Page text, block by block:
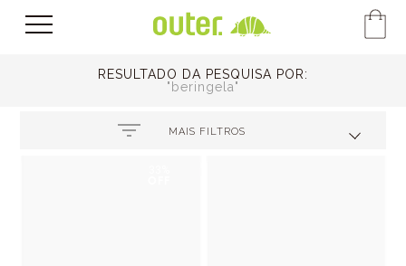
RESULTADO DA PESQUISA POR:
beringela
MAIS FILTROS